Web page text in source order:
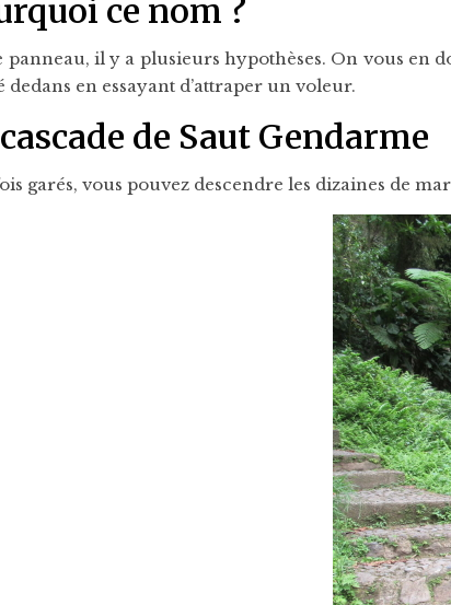
ce nom ?
panneau, il y a plusieurs hypothèses. On vous en
dedans en essayant d’attraper un voleur.
de Saut Gendarme
garés, vous pouvez descendre les dizaines de